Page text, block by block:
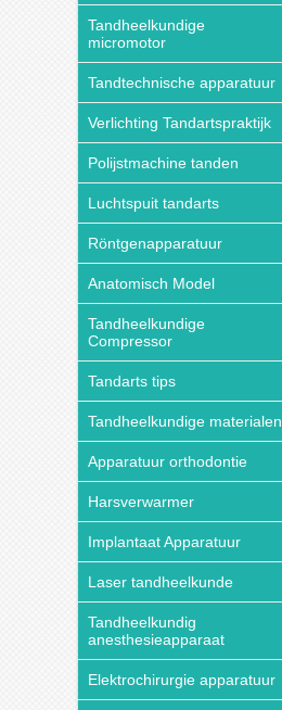
Tandheelkundige
micromotor
Tandtechnische apparatuur
Verlichting Tandartspraktijk
Polijstmachine tanden
Luchtspuit tandarts
Röntgenapparatuur
Anatomisch Model
Tandheelkundige
Compressor
Tandarts tips
Tandheelkundige materialen
Apparatuur orthodontie
Harsverwarmer
Implantaat Apparatuur
Laser tandheelkunde
Tandheelkundig
anesthesieapparaat
Elektrochirurgie apparatuur